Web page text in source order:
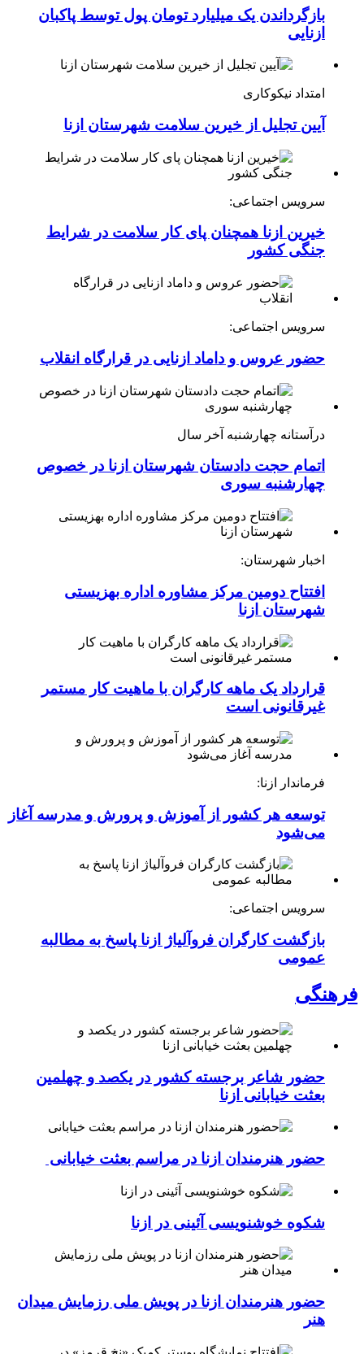
بازگرداندن یک میلیارد تومان پول توسط پاکبان
ازنایی
امتداد نیکوکاری
آیین تجلیل از خیرین سلامت شهرستان ازنا
سرویس اجتماعی:
خیرین ازنا همچنان پای کار سلامت در شرایط
جنگی کشور
سرویس اجتماعی:
حضور عروس و داماد ازنایی در قرارگاه انقلاب
درآستانه چهارشنبه آخر سال
اتمام حجت دادستان شهرستان ازنا در خصوص
چهارشنبه ‌سوری
اخبار شهرستان:
افتتاح دومین مرکز مشاوره اداره بهزیستی
شهرستان ازنا
قرارداد یک ماهه کارگران با ماهیت کار مستمر
غیرقانونی است
فرماندار ازنا:
توسعه هر کشور از آموزش و پرورش و مدرسه آغاز
می‌شود
سرویس اجتماعی:
بازگشت کارگران فروآلیاژ ازنا پاسخ به مطالبه
عمومی
فرهنگی
حضور شاعر برجسته کشور در یکصد و چهلمین
بعثت خیابانی ازنا
حضور هنرمندان ازنا در مراسم بعثت خیابانی
شکوه خوشنویسی آئینی در ازنا
حضور هنرمندان ازنا در پویش ملی رزمایش میدان
هنر